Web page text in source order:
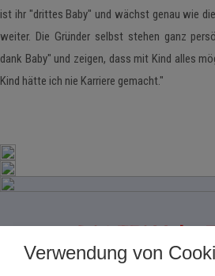
ist ihr "drittes Baby" und wächst genau wie
weiter. Die Gründer selbst stehen ganz
dank Baby" und zeigen, dass mit Kind alles
Kind hätte ich nie Karriere gemacht."
DAS TEAM der
Verwendung von